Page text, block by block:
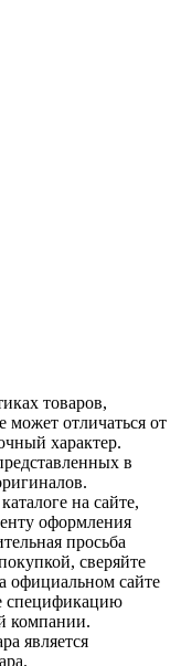
товаров,
может отличаться от
характер.
в
на сайте,
оформления
просьба
сверяйте
официальном сайте
спецификацию
компании.
является